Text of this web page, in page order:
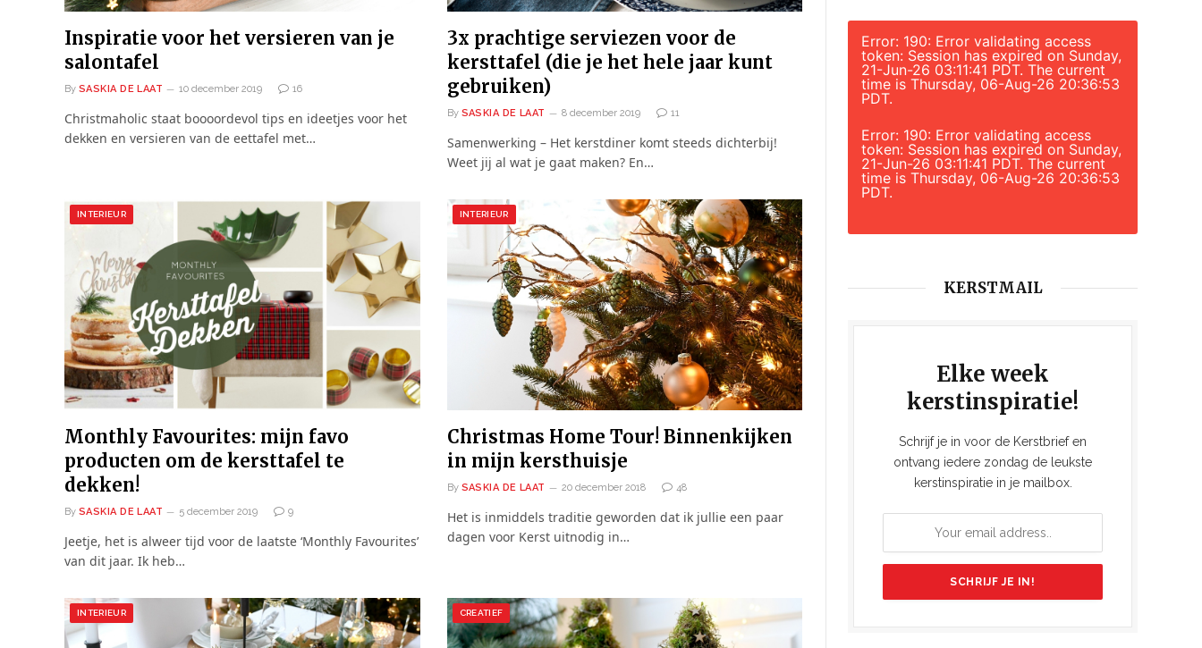
Inspiratie voor het versieren van je
salontafel
By SASKIA DE LAAT 10 december 2019 16
Christmaholic staat boooordevol tips en ideetjes voor het
dekken en versieren van de eettafel met…
3x prachtige serviezen voor de
kersttafel (die je het hele jaar kunt
gebruiken)
By SASKIA DE LAAT 8 december 2019 11
Samenwerking – Het kerstdiner komt steeds dichterbij!
Weet jij al wat je gaat maken? En…
INTERIEUR
Monthly Favourites: mijn favo
producten om de kersttafel te
dekken!
By SASKIA DE LAAT 5 december 2019 9
Jeetje, het is alweer tijd voor de laatste ‘Monthly Favourites’
van dit jaar. Ik heb…
INTERIEUR
Christmas Home Tour! Binnenkijken
in mijn kersthuisje
By SASKIA DE LAAT 20 december 2018 48
Het is inmiddels traditie geworden dat ik jullie een paar
dagen voor Kerst uitnodig in…
INTERIEUR CREATIEF
Error: 190: Error validating access
token: Session has expired on Sunday,
21-Jun-26 03:11:41 PDT. The current
time is Thursday, 06-Aug-26 20:36:53
PDT.
Error: 190: Error validating access
token: Session has expired on Sunday,
21-Jun-26 03:11:41 PDT. The current
time is Thursday, 06-Aug-26 20:36:53
PDT.
KERSTMAIL
Elke week
kerstinspiratie!
Schrijf je in voor de Kerstbrief en
ontvang iedere zondag de leukste
kerstinspiratie in je mailbox.